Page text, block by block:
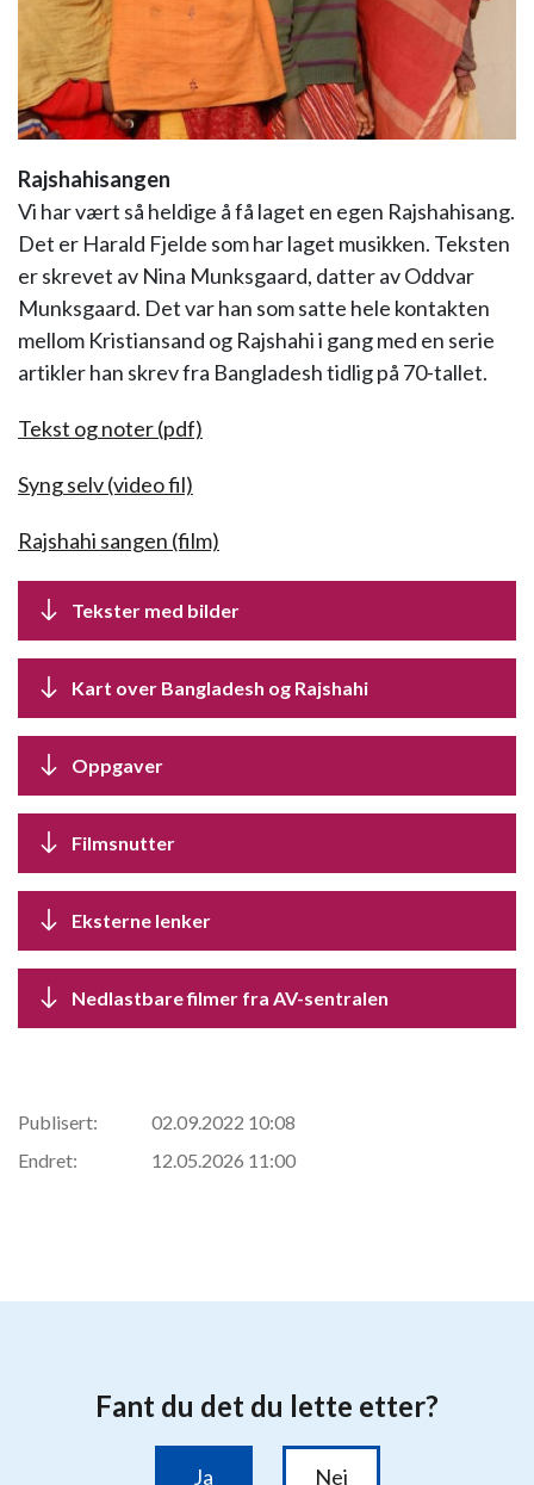
Rajshahisangen
Vi har vært så heldige å få laget en egen Rajshahisang.
Det er Harald Fjelde som har laget musikken. Teksten
er skrevet av Nina Munksgaard, datter av Oddvar
Munksgaard. Det var han som satte hele kontakten
mellom Kristiansand og Rajshahi i gang med en serie
artikler han skrev fra Bangladesh tidlig på 70-tallet.
Tekst og noter (pdf)
Syng selv (video fil)
Rajshahi sangen (film)
Tekster med bilder
Kart over Bangladesh og Rajshahi
Oppgaver
Filmsnutter
Eksterne lenker
Nedlastbare filmer fra AV-sentralen
Publisert:
02.09.2022 10:08
Endret:
12.05.2026 11:00